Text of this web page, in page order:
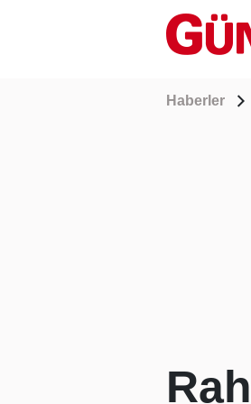
Haberler